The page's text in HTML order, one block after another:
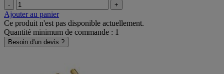
- +
Ajouter au panier
Ce produit n'est pas disponible actuellement.
Quantité minimum de commande : 1
Besoin d'un devis ?